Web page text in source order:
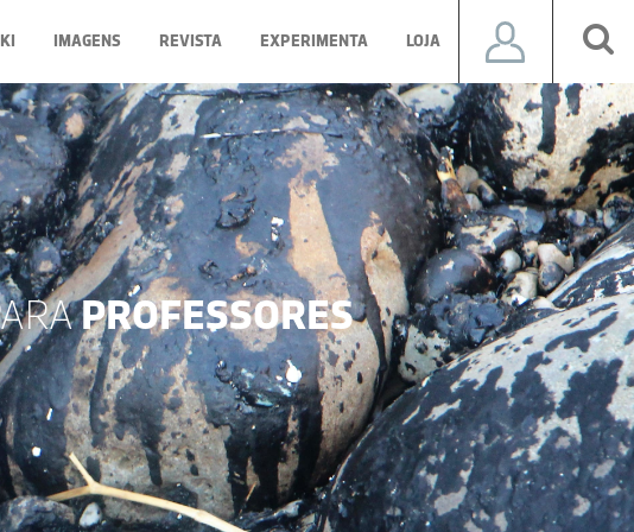
IMAGENS REVISTA EXPERIMENTA LOJA
PROFESSORES